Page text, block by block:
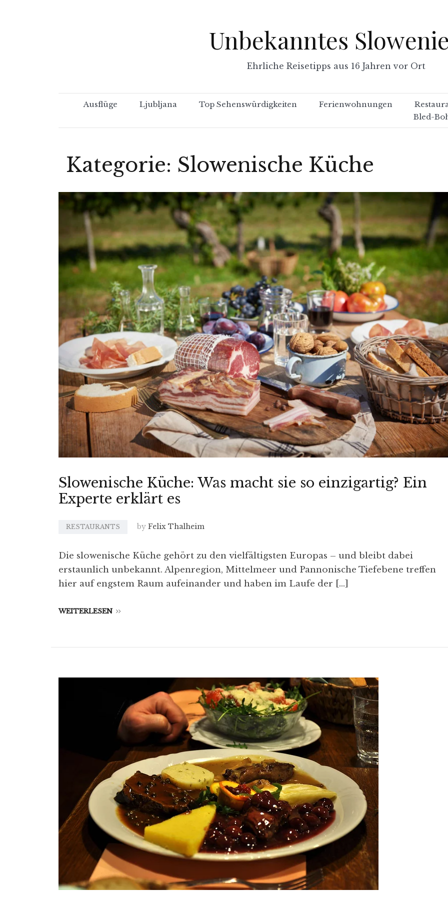
Unbekanntes
Ehrliche Reisetipps aus 16 Jahren vor Ort
Ausflüge Ljubljana Top Sehenswürdigkeiten Ferienwohnungen
Bled-
Kategorie: Slowenische Küche
Slowenische Küche: Was macht sie so einzigartig? Ein
Experte erklärt es
RESTAURANTS by Felix Thalheim
Die slowenische Küche gehört zu den vielfältigsten Europas – und bleibt dabei
erstaunlich unbekannt. Alpenregion, Mittelmeer und Pannonische Tiefebene treffen
hier auf engstem Raum aufeinander und haben im Laufe der […]
WEITERLESEN